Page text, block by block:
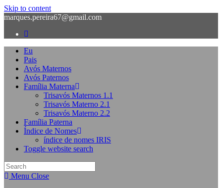
Skip to content
marques.pereira67@gmail.com
Eu
Pais
Avós Maternos
Avós Paternos
Família Materna
Trisavós Maternos 1.1
Trisavós Materno 2.1
Trisavós Materno 2.2
Família Paterna
Índice de Nomes
índice de nomes IRIS
Toggle website search
Menu Close